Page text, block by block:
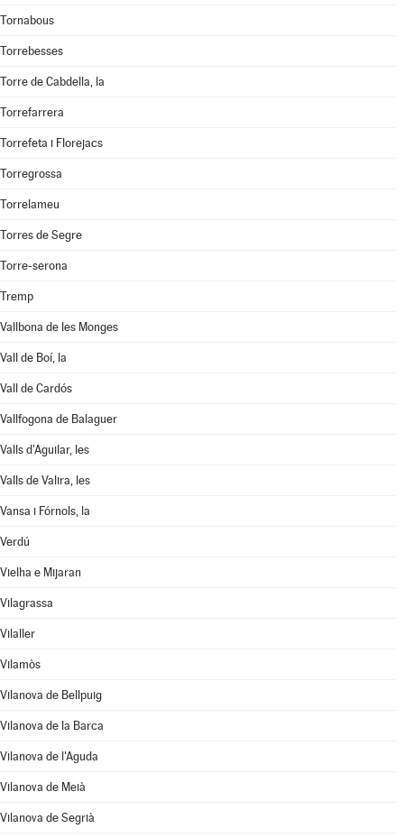
Tornabous
Torrebesses
Torre de Cabdella, la
Torrefarrera
Torrefeta i Florejacs
Torregrossa
Torrelameu
Torres de Segre
Torre-serona
Tremp
Vallbona de les Monges
Vall de Boí, la
Vall de Cardós
Vallfogona de Balaguer
Valls d'Aguilar, les
Valls de Valira, les
Vansa i Fórnols, la
Verdú
Vielha e Mijaran
Vilagrassa
Vilaller
Vilamòs
Vilanova de Bellpuig
Vilanova de la Barca
Vilanova de l'Aguda
Vilanova de Meià
Vilanova de Segrià